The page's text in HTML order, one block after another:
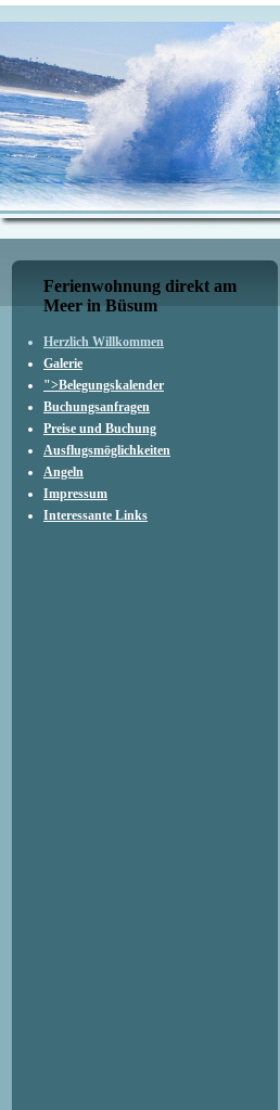
Ferienwohnung direkt am
Meer in Büsum
Herzlich Willkommen
Galerie
">Belegungskalender
Buchungsanfragen
Preise und Buchung
Ausflugsmöglichkeiten
Angeln
Impressum
Interessante Links